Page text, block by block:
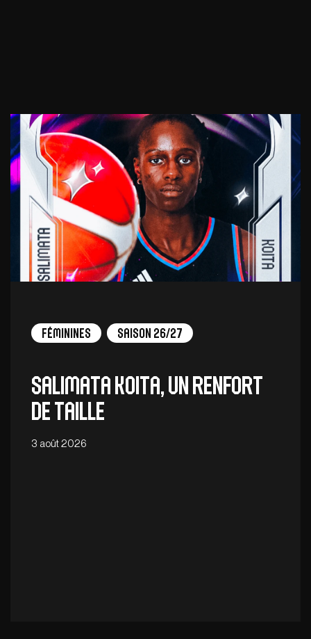
Féminines Saison 26/27
Salimata Koita, un renfort
de taille
3 août 2026